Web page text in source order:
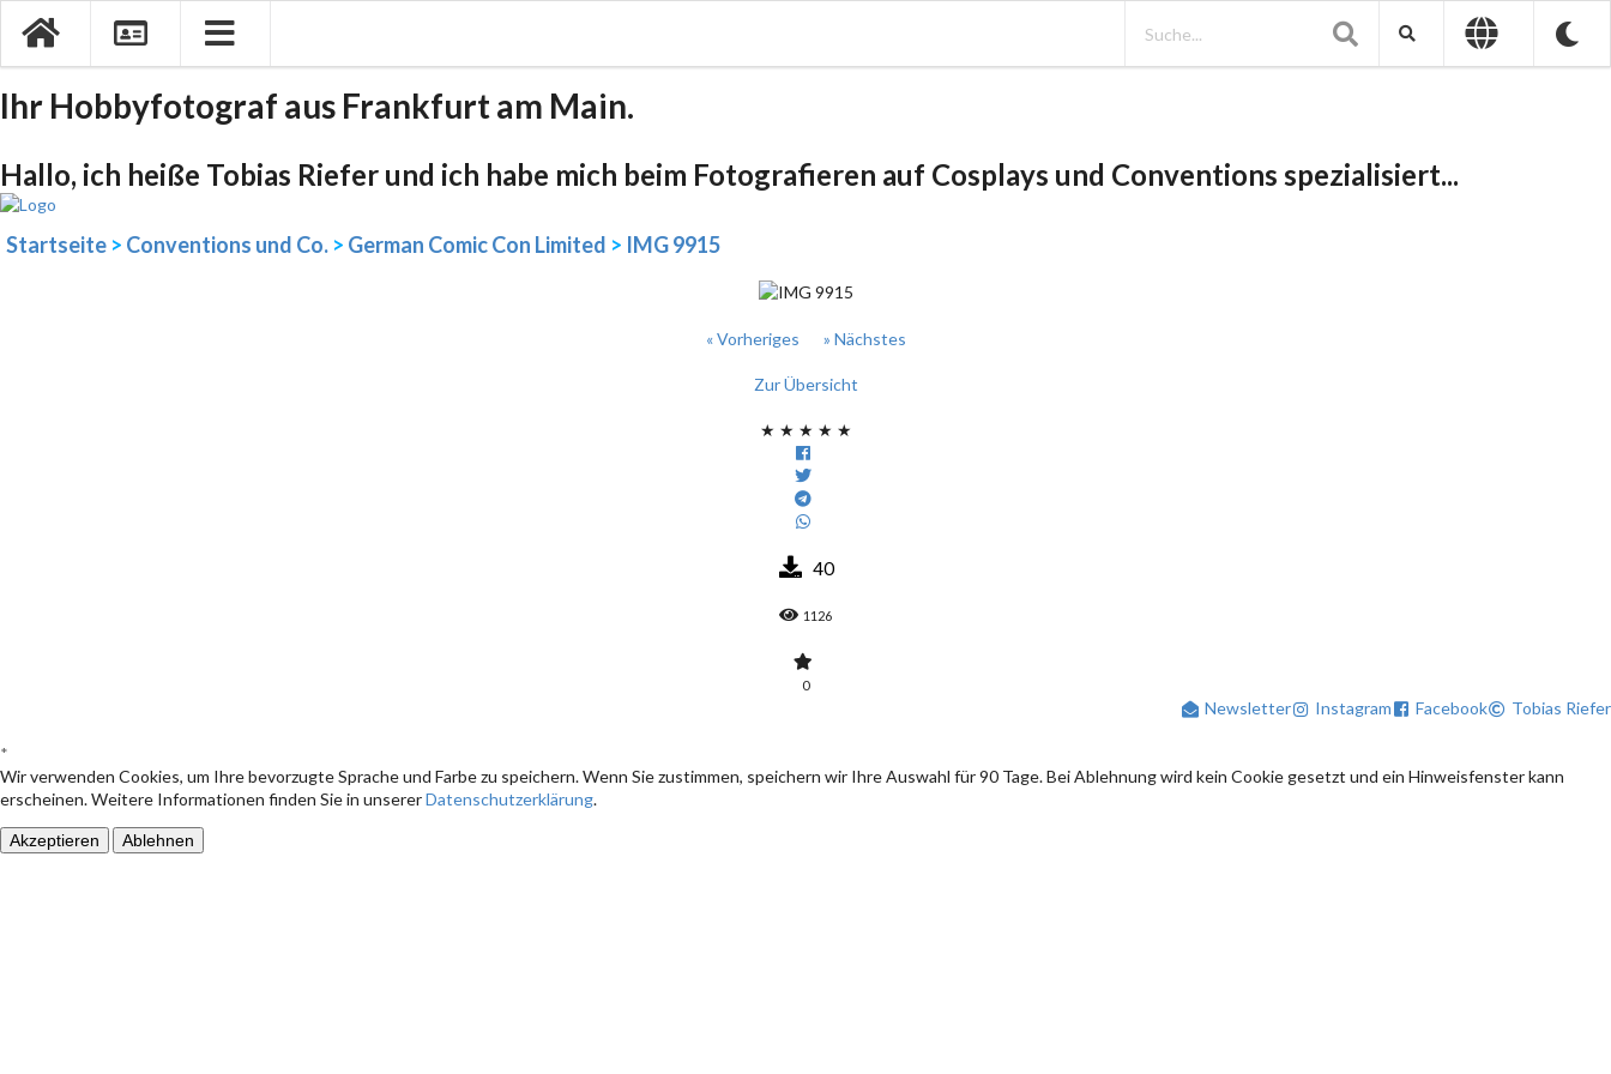
Ihr Hobbyfotograf aus Frankfurt am Main.
Hallo, ich heiße Tobias Riefer und ich habe mich beim Fotografieren auf Cosplays und Conventions spezialisiert...
Startseite > Conventions und Co. > German Comic Con Limited > IMG 9915
« Vorheriges » Nächstes
Zur Übersicht
★ ★ ★ ★ ★
40
1126
0
Newsletter Instagram Facebook Tobias Riefer
*
Wir verwenden Cookies, um Ihre bevorzugte Sprache und Farbe zu speichern. Wenn Sie zustimmen, speichern wir Ihre Auswahl für 90 Tage. Bei Ablehnung wird kein Cookie gesetzt und ein Hinweisfenster kann
erscheinen. Weitere Informationen finden Sie in unsererDatenschutzerklärung.
Akzeptieren Ablehnen